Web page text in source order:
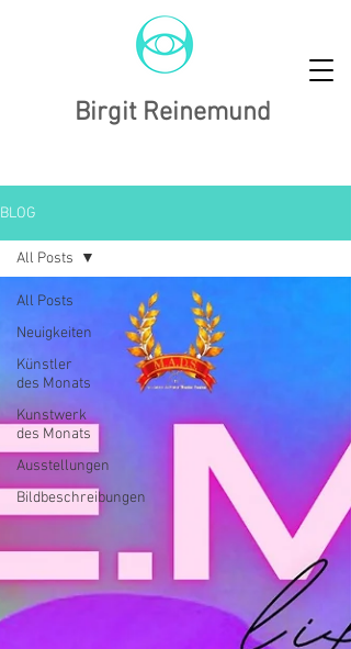
Birgit Reinemund
BLOG
All Posts
Neuigkeiten
Künstler
des Monats
Kunstwerk
des Monats
Ausstellungen
Bildbeschreibungen
All Posts